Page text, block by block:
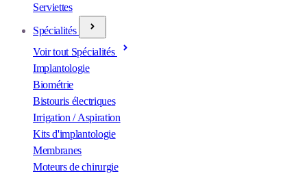
Serviettes
Spécialités
Voir tout Spécialités
Implantologie
Biométrie
Bistouris électriques
Irrigation / Aspiration
Kits d'implantologie
Membranes
Moteurs de chirurgie